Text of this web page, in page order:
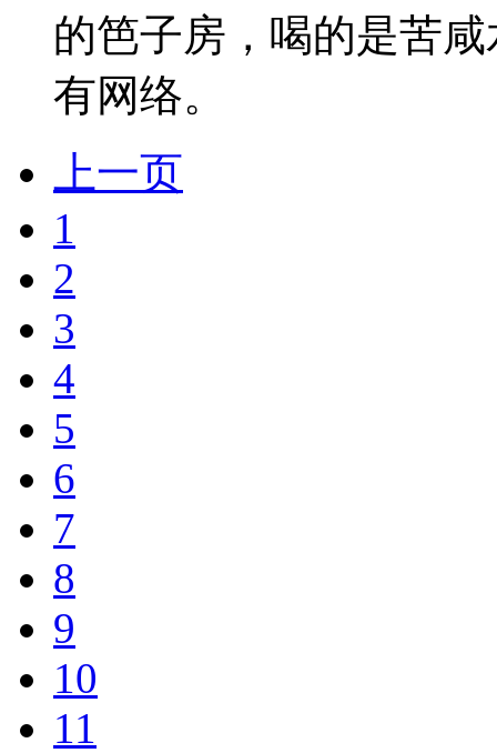
的笆子房，喝的是苦
有网络。
上一页
1
2
3
4
5
6
7
8
9
10
11